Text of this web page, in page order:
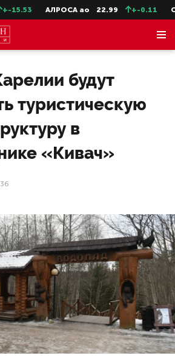
15.53 АЛРОСА ао 22.99 +-0.11
будут
туристическую
в
«Кивач»